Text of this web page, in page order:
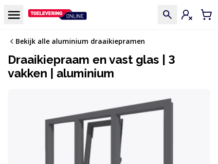
Menu Inloggen
Bekijk alle aluminium draaikiepramen
Draaikiepraam en vast glas | 3
vakken | aluminium